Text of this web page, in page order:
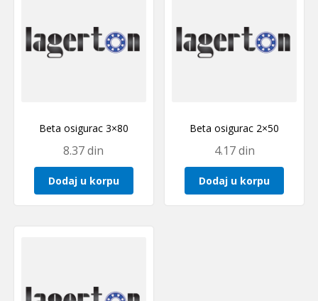
Beta osigurac 3×80
8.37din
Dodaj u korpu
Beta osigurac 2×50
4.17din
Dodaj u korpu